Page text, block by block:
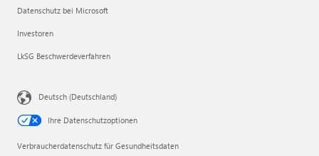
Datenschutz bei Microsoft
Investoren
LkSG Beschwerdeverfahren
Deutsch (Deutschland)
Ihre Datenschutzoptionen
Verbraucherdatenschutz für Gesundheitsdaten